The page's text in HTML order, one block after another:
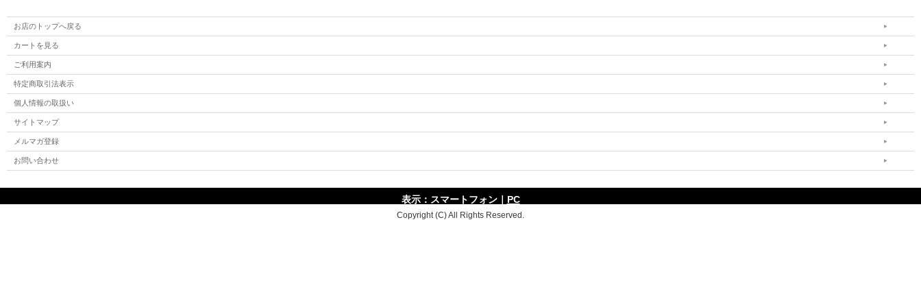
お店のトップへ戻る
カートを見る
ご利用案内
特定商取引法表示
個人情報の取扱い
サイトマップ
メルマガ登録
お問い合わせ
表示：スマートフォン｜ PC
Copyright (C) All Rights Reserved.